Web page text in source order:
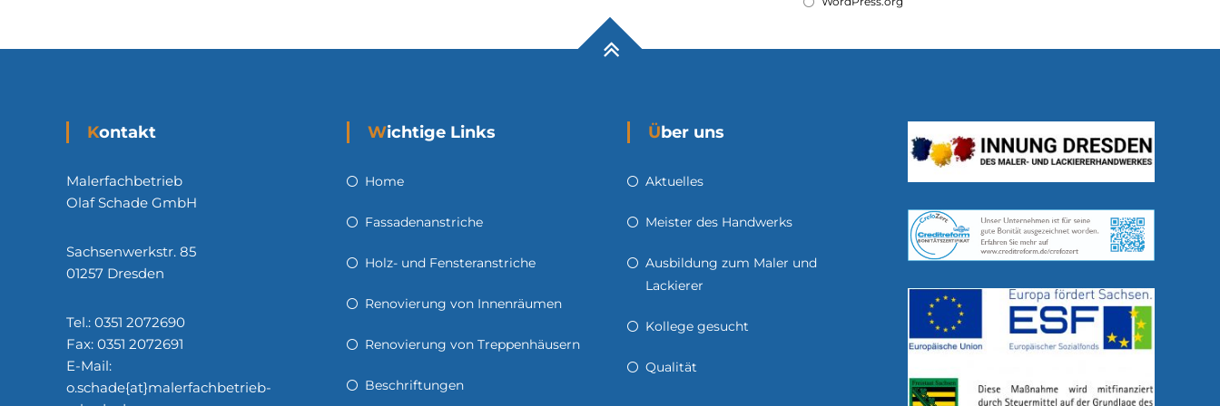
Kontakt
Malerfachbetrieb
Olaf Schade GmbH
Sachsenwerkstr. 85
01257 Dresden
Tel.: 0351 2072690
Fax: 0351 2072691
E-Mail:
o.schade{at}malerfachbetrieb-
Wichtige Links
Home
Fassadenanstriche
Holz- und Fensteranstriche
Renovierung von Innenräumen
Renovierung von Treppenhäusern
Beschriftungen
Über uns
Aktuelles
Meister des Handwerks
Ausbildung zum Maler und
Lackierer
Kollege gesucht
Qualität